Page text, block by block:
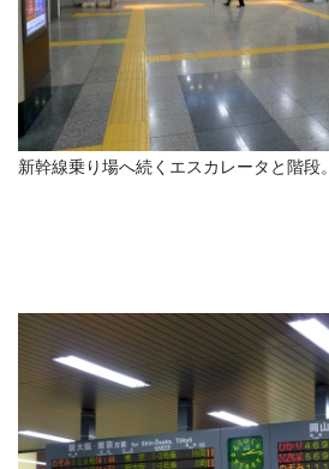
新幹線乗り場へ続くエスカレータと階段。